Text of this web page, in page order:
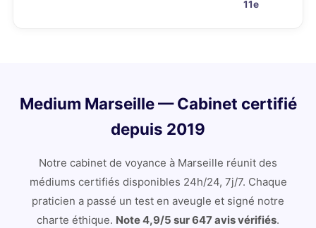
11e
Medium Marseille — Cabinet certifié
depuis 2019
Notre cabinet de voyance à Marseille réunit des
médiums certifiés disponibles 24h/24, 7j/7. Chaque
praticien a passé un test en aveugle et signé notre
charte éthique. Note 4,9/5 sur 647 avis vérifiés.